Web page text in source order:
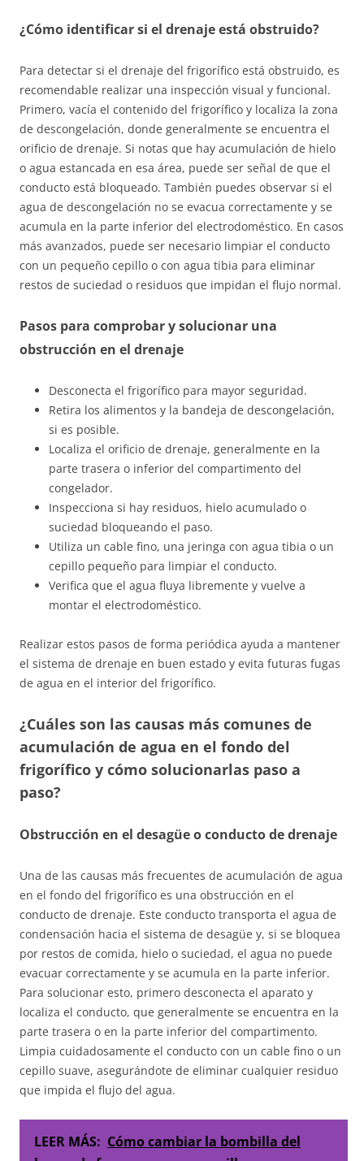
¿Cómo identificar si el drenaje está obstruido?
Para detectar si el drenaje del frigorífico está obstruido, es
recomendable realizar una inspección visual y funcional.
Primero, vacía el contenido del frigorífico y localiza la zona
de descongelación, donde generalmente se encuentra el
orificio de drenaje. Si notas que hay acumulación de hielo
o agua estancada en esa área, puede ser señal de que el
conducto está bloqueado. También puedes observar si el
agua de descongelación no se evacua correctamente y se
acumula en la parte inferior del electrodoméstico. En casos
más avanzados, puede ser necesario limpiar el conducto
con un pequeño cepillo o con agua tibia para eliminar
restos de suciedad o residuos que impidan el flujo normal.
Pasos para comprobar y solucionar una
obstrucción en el drenaje
Desconecta el frigorífico para mayor seguridad.
Retira los alimentos y la bandeja de descongelación,
si es posible.
Localiza el orificio de drenaje, generalmente en la
parte trasera o inferior del compartimento del
congelador.
Inspecciona si hay residuos, hielo acumulado o
suciedad bloqueando el paso.
Utiliza un cable fino, una jeringa con agua tibia o un
cepillo pequeño para limpiar el conducto.
Verifica que el agua fluya libremente y vuelve a
montar el electrodoméstico.
Realizar estos pasos de forma periódica ayuda a mantener
el sistema de drenaje en buen estado y evita futuras fugas
de agua en el interior del frigorífico.
¿Cuáles son las causas más comunes de
acumulación de agua en el fondo del
frigorífico y cómo solucionarlas paso a
paso?
Obstrucción en el desagüe o conducto de drenaje
Una de las causas más frecuentes de acumulación de agua
en el fondo del frigorífico es una obstrucción en el
conducto de drenaje. Este conducto transporta el agua de
condensación hacia el sistema de desagüe y, si se bloquea
por restos de comida, hielo o suciedad, el agua no puede
evacuar correctamente y se acumula en la parte inferior.
Para solucionar esto, primero desconecta el aparato y
localiza el conducto, que generalmente se encuentra en la
parte trasera o en la parte inferior del compartimento.
Limpia cuidadosamente el conducto con un cable fino o un
cepillo suave, asegurándote de eliminar cualquier residuo
que impida el flujo del agua.
LEER MÁS: Cómo cambiar la bombilla del